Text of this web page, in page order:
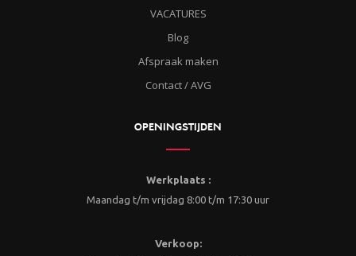
VACATURES
Blog
Afspraak maken
Contact / AVG
OPENINGSTIJDEN
Werkplaats :
Maandag t/m vrijdag 8:00 t/m 17:30 uur
Verkoop: